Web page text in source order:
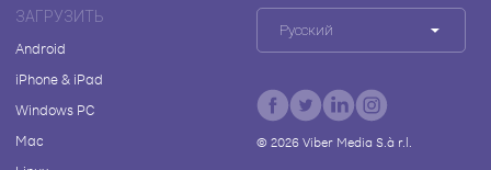
ЗАГРУЗИТЬ
Android
iPhone & iPad
Windows PC
Mac
Русский
© 2026Viber Media S.à r.l.